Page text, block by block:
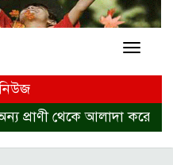
নিউজ
থেকে আলাদা করে